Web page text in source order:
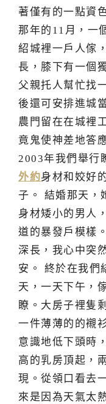
著僅有的一點資
那年的11月，一
紹城裡一戶人傢
長，膝下有一個
父親托人幫忙找
後還可安排進城
農門留在在城裡
竟鬼使神差地答
2003年我們舉行
外約身材和姣好
子。 結婚那天
身材矮小的男人
道的暴發戶模樣
深長，我心中突
安。 終於在我們
天，一天下午，
瞭。大房子裡隻
一件薄薄的的襯
意識地低下頭時
高的乳房頂起，
現。從領口看去
來是因為天氣太